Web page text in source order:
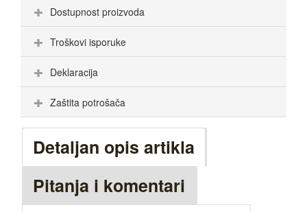
Dostupnost proizvoda
Troškovi isporuke
Deklaracija
Zaštita potrošača
Detaljan opis artikla
Pitanja i komentari